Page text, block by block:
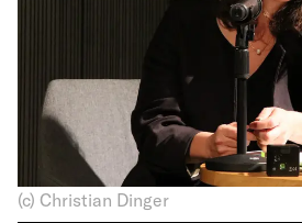
(c) Christian Dinger